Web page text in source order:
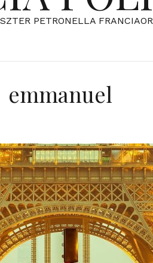
PETRONELLA
emmanuel